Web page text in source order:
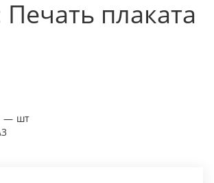
Печать плаката
— шт